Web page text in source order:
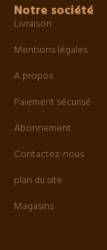
Notre société
Livraison
Mentions légales
A propos
Paiement sécurisé
Abonnement
Contactez-nous
plan du site
Magasins